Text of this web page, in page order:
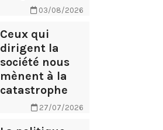
03/08/2026
Ceux qui
dirigent la
société nous
mènent à la
catastrophe
27/07/2026